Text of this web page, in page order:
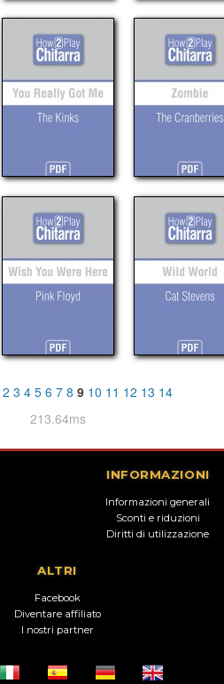
2 3 4 5 6 7 8 9 10 11 12 13 14
213.64ms
INFORMAZIONI
Informazioni generali
Sconti e riduzioni
Diritti di utilizzazione
ALTRI
Facebook
Diventare affiliato
I nostri partner